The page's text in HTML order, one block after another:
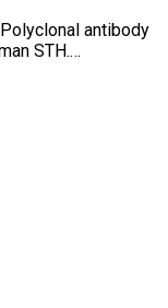
antibody
STH.…